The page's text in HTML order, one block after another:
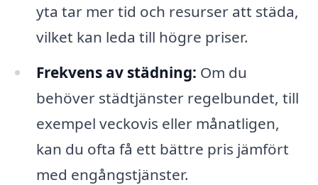
yta tar mer tid och resurser att städa,
vilket kan leda till högre priser.
Frekvens av städning: Om du
behöver städtjänster regelbundet, till
exempel veckovis eller månatligen,
kan du ofta få ett bättre pris jämfört
med engångstjänster.